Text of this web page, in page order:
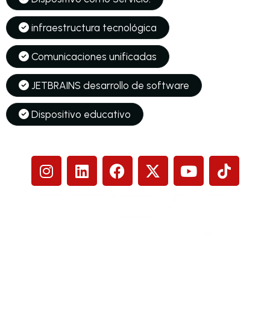
infraestructura tecnológica
Comunicaciones unificadas
JETBRAINS desarrollo de software
Dispositivo educativo